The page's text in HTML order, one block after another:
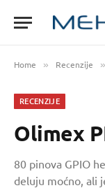
Home » Recenzije »
RECENZIJE
Olimex
80 pinova GPIO
deluju moćno, ali